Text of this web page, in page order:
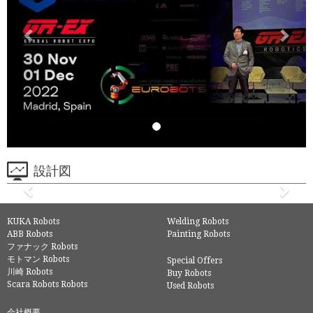
設計図
KUKA Robots
ABB Robots
ファナック Robots
モトマン Robots
川崎 Robots
Scara Robots Robots
Welding Robots
Painting Robots
Special Offers
Buy Robots
Used Robots